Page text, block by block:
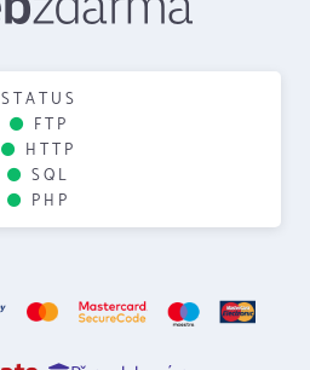
STATUS
FTP
HTTP
SQL
PHP